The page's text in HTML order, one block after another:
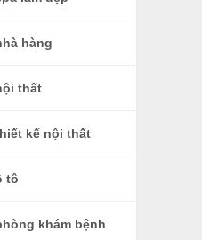
hàng
thất
kế nội thất
tô
khám bệnh